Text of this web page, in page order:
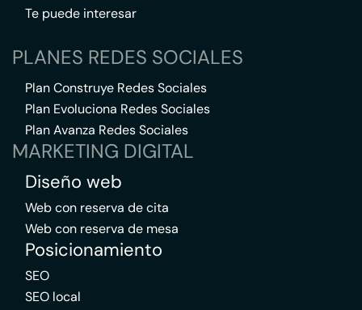
Te puede interesar
PLANES REDES SOCIALES
Plan Construye Redes Sociales
Plan Evoluciona Redes Sociales
Plan Avanza Redes Sociales
MARKETING DIGITAL
Diseño web
Web con reserva de cita
Web con reserva de mesa
Posicionamiento
SEO
SEO local